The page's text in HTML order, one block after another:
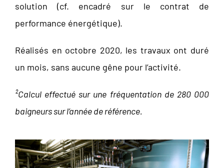
solution (cf. encadré sur le contrat de
performance énergétique).
Réalisés en octobre 2020, les travaux ont duré
un mois, sans aucune gêne pour l’activité.
²Calcul effectué sur une fréquentation de 280 000
baigneurs sur l’année de référence.